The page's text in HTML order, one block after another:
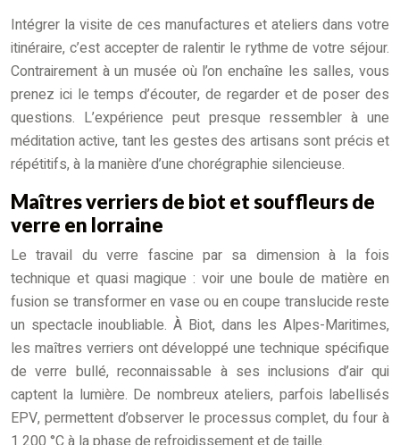
Intégrer la visite de ces manufactures et ateliers dans votre
itinéraire, c’est accepter de ralentir le rythme de votre séjour.
Contrairement à un musée où l’on enchaîne les salles, vous
prenez ici le temps d’écouter, de regarder et de poser des
questions. L’expérience peut presque ressembler à une
méditation active, tant les gestes des artisans sont précis et
répétitifs, à la manière d’une chorégraphie silencieuse.
Maîtres verriers de biot et souffleurs de
verre en lorraine
Le travail du verre fascine par sa dimension à la fois
technique et quasi magique : voir une boule de matière en
fusion se transformer en vase ou en coupe translucide reste
un spectacle inoubliable. À Biot, dans les Alpes-Maritimes,
les maîtres verriers ont développé une technique spécifique
de verre bullé, reconnaissable à ses inclusions d’air qui
captent la lumière. De nombreux ateliers, parfois labellisés
EPV, permettent d’observer le processus complet, du four à